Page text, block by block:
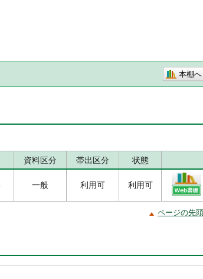
本棚へ
資料区分 帯出区分 状態
一般 利用可 利用可
ページの先